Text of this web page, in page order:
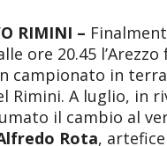
RIMINI –
ore 20.45
campionato in
Rimini. A luglio, in
il cambio al
Rota,